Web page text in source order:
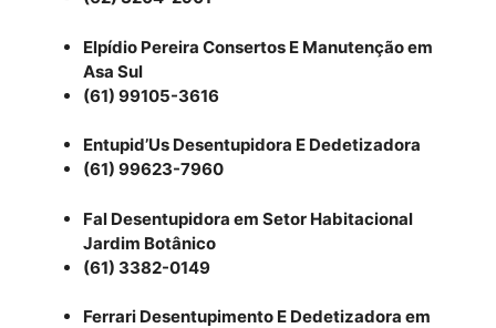
Elpídio Pereira Consertos E Manutenção em
Asa Sul
(61) 99105-3616
Entupid’Us Desentupidora E Dedetizadora
(61) 99623-7960
Fal Desentupidora em Setor Habitacional
Jardim Botânico
(61) 3382-0149
Ferrari Desentupimento E Dedetizadora em